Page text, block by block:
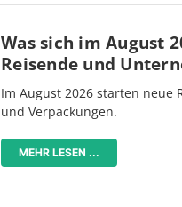
Was sich im August
Reisende und
Im August 2026 starten neue
und Verpackungen.
MEHR LESEN ...